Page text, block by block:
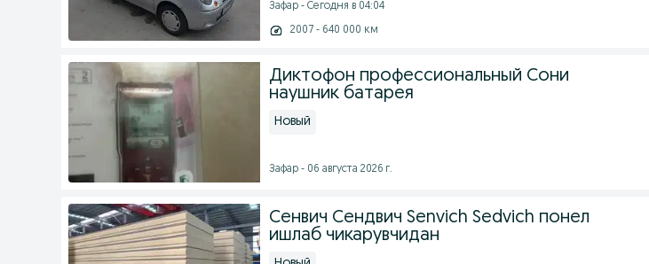
Зафар - Сегодня в 04:04
2007 - 640 000 км
Диктофон профессиональный Сони
наушник батарея
Новый
Зафар - 06 августа 2026 г.
Сенвич Сендвич Senvich Sedvich понел
ишлаб чикарувчидан